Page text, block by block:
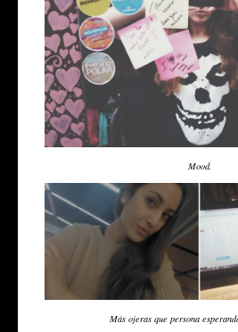
Mood.
Más ojeras que persona